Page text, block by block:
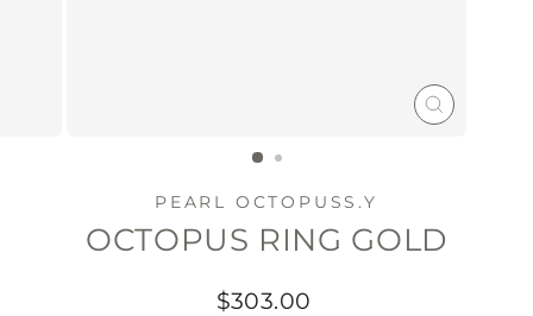
LUKK
PEARL OCTOPUSS.Y
OCTOPUS RING GOLD
Vanlig
$303.00